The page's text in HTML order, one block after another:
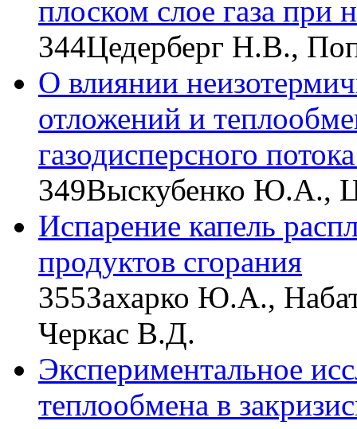
плоском слое газа при
344Цедерберг Н.В.,
О влиянии
отложений и
газодисперсного
349Выскубенко Ю.А.,
Испарение капель
продуктов сгорания
355Захарко Ю.А.,
Черкас В.Д.
Экспериментальное
теплообмена в